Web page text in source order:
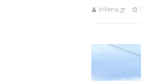
InVeria.gr